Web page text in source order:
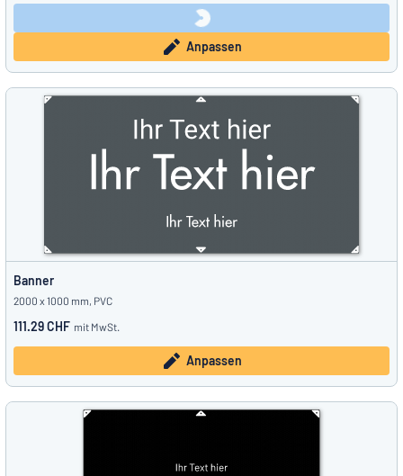
Anpassen
Banner
2000 x 1000 mm, PVC
111.29 CHF mit MwSt.
Anpassen